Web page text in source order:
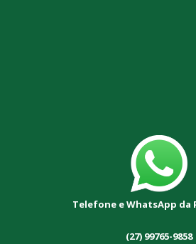
Telefone e WhatsApp da
(27) 99765-9858